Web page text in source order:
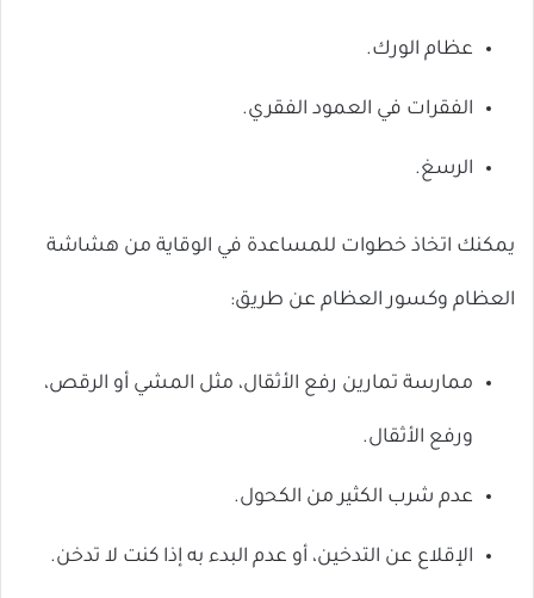
عظام الورك.
الفقرات في العمود الفقري.
الرسغ.
يمكنك اتخاذ خطوات للمساعدة في الوقاية من هشاشة
العظام وكسور العظام عن طريق:
ممارسة تمارين رفع الأثقال، مثل المشي أو الرقص،
ورفع الأثقال.
عدم شرب الكثير من الكحول.
الإقلاع عن التدخين، أو عدم البدء به إذا كنت لا تدخن.